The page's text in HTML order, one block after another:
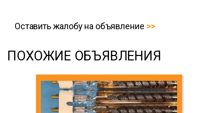
Оставить жалобу на объявление
ПОХОЖИЕ ОБЪЯВЛЕНИЯ